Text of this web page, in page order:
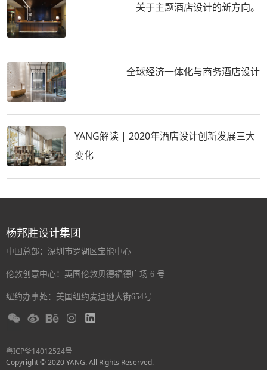
关于主题酒店设计的新方向。
全球经济一体化与商务酒店设计
YANG解读 | 2020年酒店设计创新发展三大
变化
杨邦胜设计集团
中国总部：深圳市罗湖区宝能中心
伦敦创意中心：英国伦敦贝德福德广场 6 号
纽约办事处：美国纽约麦迪逊大街654号
粤ICP备14012524号
Copyright © 2020 YANG. All Rights Reserved.